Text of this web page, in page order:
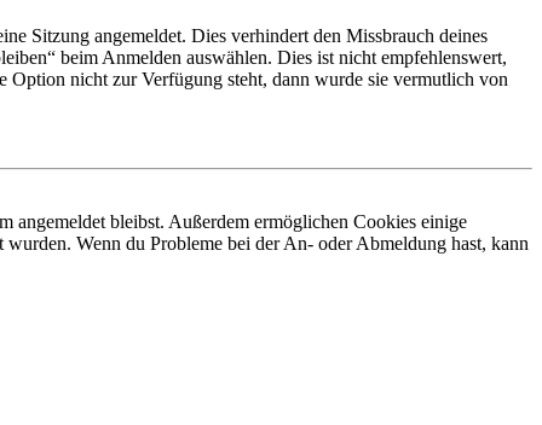
Sitzung angemeldet. Dies verhindert den Missbrauch deines
beim Anmelden auswählen. Dies ist nicht empfehlenswert,
Option nicht zur Verfügung steht, dann wurde sie vermutlich von
angemeldet bleibst. Außerdem ermöglichen Cookies einige
Wenn du Probleme bei der An- oder Abmeldung hast, kann